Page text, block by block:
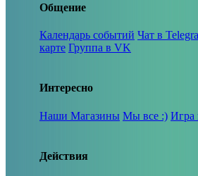
Общение
Календарь событий Чат в
карте Группа в VK
Интересно
Наши Магазины Мы все :) Игра
Действия